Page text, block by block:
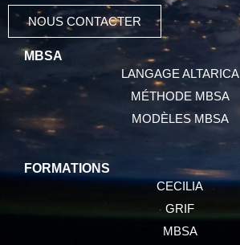
MBSA
LANGAGE ALTARICA
MÉTHODE MBSA
MODÈLES MBSA
NOUS CONTACTER
FORMATIONS
CECILIA
GRIF
MBSA